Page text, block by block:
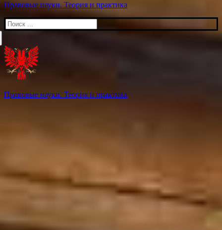
Правовые науки. Теория и практика
Искать:
Правовые науки. Теория и практика